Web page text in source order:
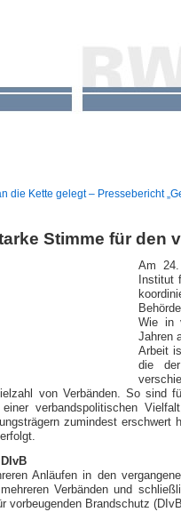
die Kette gelegt – Pressebericht
Stimme für den
Am 24.
Institut
Wie in
Jahren
Arbeit
die
von Verbänden. So sind
verbandspolitischen
zumindest
Anläufen in den
Verbänden und
vorbeugenden Brandschutz